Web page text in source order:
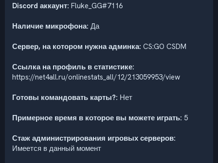
Discord аккаунт: Fluke_GG#7116
Наличие микрофона: Да
Сервер, на котором нужна админка: CS:GO CSDM
Ссылка на профиль в статистике:
https://net4all.ru/onlinestats_all/12/213059953/view
Готовы командовать карты?: Нет
Примерное время в которое вы можете играть: 5
Стаж администрирования игровых серверов:
Имеется в данный момент